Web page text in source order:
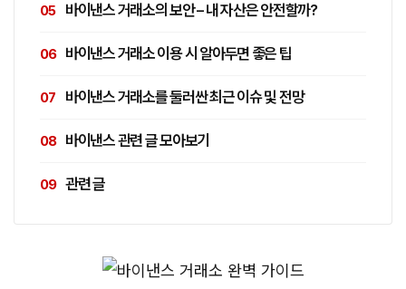
바이낸스 거래소의 보안 – 내 자산은 안전할까?
바이낸스 거래소 이용 시 알아두면 좋은 팁
바이낸스 거래소를 둘러싼 최근 이슈 및 전망
바이낸스 관련 글 모아보기
관련 글